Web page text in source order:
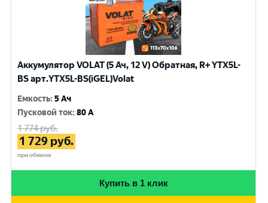
Аккумулятор VOLAT (5 Ач, 12 V) Обратная, R+ YTX5L-
BS арт.YTX5L-BS(iGEL)Volat
Емкость:5 Ач
Пусковой ток:80 A
1 774руб.
1 729 руб.
при обмене
Купить в 1 клик